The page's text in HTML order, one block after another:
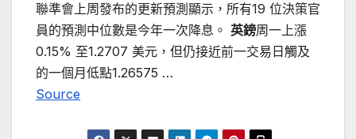
聯準會上周發布的更新預測顯示，所有19 位決策官
員的預測中位數是今年一次降息。 英鎊周一上漲
0.15% 至1.2707 美元，但仍接近前一交易日觸及
的一個月低點1.26575 …
Source